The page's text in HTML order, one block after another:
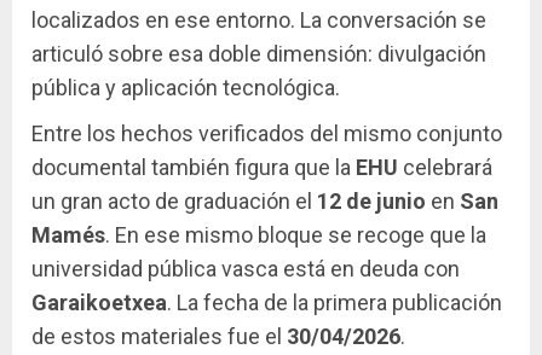
localizados en ese entorno. La conversación se
articuló sobre esa doble dimensión: divulgación
pública y aplicación tecnológica.
Entre los hechos verificados del mismo conjunto
documental también figura que la EHU celebrará
un gran acto de graduación el 12 de junio en San
Mamés. En ese mismo bloque se recoge que la
universidad pública vasca está en deuda con
Garaikoetxea. La fecha de la primera publicación
de estos materiales fue el 30/04/2026.